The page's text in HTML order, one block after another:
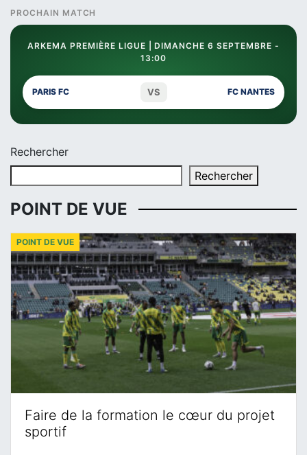
PROCHAIN MATCH
ARKEMA PREMIÈRE LIGUE | DIMANCHE 6 SEPTEMBRE -
13:00
PARIS FC VS FC NANTES
Rechercher
Rechercher
POINT DE VUE
Faire de la formation le cœur du projet
sportif
POINT DE VUE